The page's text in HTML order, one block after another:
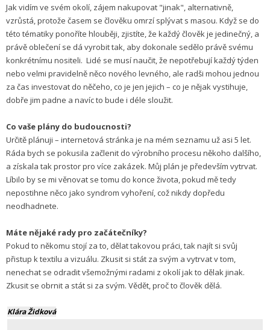
Jak vidím ve svém okolí, zájem nakupovat "jinak", alternativně,
vzrůstá, protože časem se člověku omrzí splývat s masou. Když se do
této tématiky ponoříte hlouběji, zjistíte, že každý člověk je jedinečný, a
právě oblečení se dá vyrobit tak, aby dokonale sedělo právě svému
konkrétnímu nositeli. Lidé se musí naučit, že nepotřebují každý týden
nebo velmi pravidelně něco nového levného, ale radši mohou jednou
za čas investovat do něčeho, co je jen jejich – co je nějak vystihuje,
dobře jim padne a navíc to bude i déle sloužit.
Co vaše plány do budoucnosti?
Určitě plánuji – internetová stránka je na mém seznamu už asi 5 let.
Ráda bych se pokusila začlenit do výrobního procesu někoho dalšího,
a získala tak prostor pro více zakázek. Můj plán je především vytrvat.
Líbilo by se mi věnovat se tomu do konce života, pokud mě tedy
nepostihne něco jako syndrom vyhoření, což nikdy dopředu
neodhadnete.
Máte nějaké rady pro začátečníky?
Pokud to někomu stojí za to, dělat takovou práci, tak najít si svůj
přistup k textilu a vizuálu. Zkusit si stát za svým a vytrvat v tom,
nenechat se odradit všemožnými radami z okolí jak to dělak jinak.
Zkusit se obrnit a stát si za svým. Vědět, proč to člověk dělá.
Klára Židková